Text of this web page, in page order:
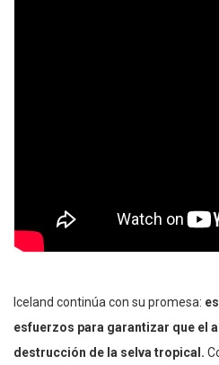
Iceland continúa con su promesa:
esfuerzos para garantizar que el
destrucción de la selva tropical.